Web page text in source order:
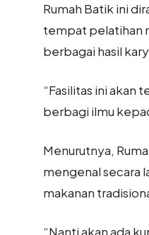
Rumah Batik ini
tempat pelatihan
berbagai hasil
“Fasilitas ini akan
berbagi ilmu
Menurutnya,
mengenal secara
makanan
“Nanti akan ada